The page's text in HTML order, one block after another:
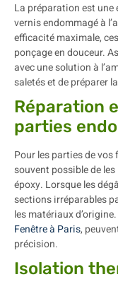
La préparation est une
vernis endommagé à
efficacité maximale,
ponçage en douceur.
avec une solution à
saletés et de préparer
Réparation
parties
Pour les parties de vos
souvent possible de
époxy. Lorsque les
sections irréparables
les matériaux
Fenêtre à Paris,
précision.
Isolation